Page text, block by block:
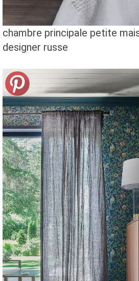
chambre principale petite
designer russe